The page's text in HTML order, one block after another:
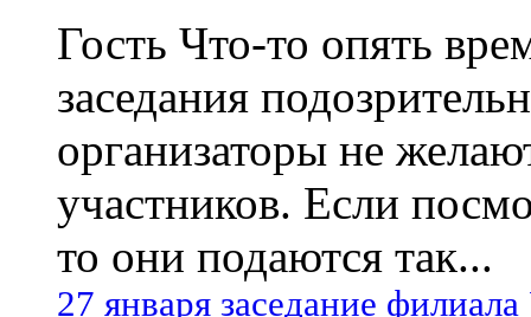
Гость Что-то опять
заседания
организаторы не
участников. Если
то они подаются так...
27 января заседание